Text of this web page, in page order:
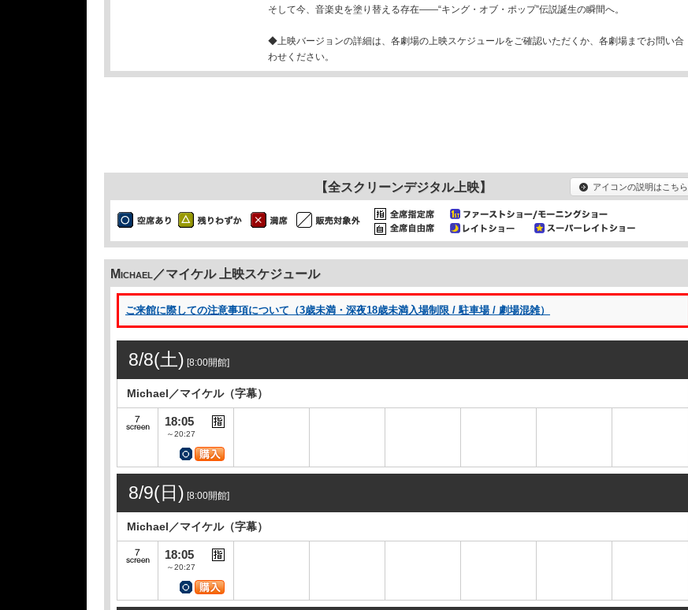
そして今、音楽史を塗り替える存在——“キング・オブ・ポップ”伝説誕生の瞬間へ。
◆上映バージョンの詳細は、各劇場の上映スケジュールをご確認いただくか、各劇場までお問い合
わせください。
【全スクリーンデジタル上映】 アイコンの説明はこちら
Michael／マイケル 上映スケジュール
ご来館に際しての注意事項について（3歳未満・深夜18歳未満入場制限 / 駐車場 / 劇場混雑）
8/8(土) [8:00開館]
Michael／マイケル（字幕）
18:05
～20:27
8/9(日) [8:00開館]
Michael／マイケル（字幕）
18:05
～20:27